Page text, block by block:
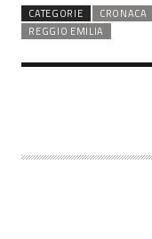
CATEGORIE CRONACA
REGGIO EMILIA